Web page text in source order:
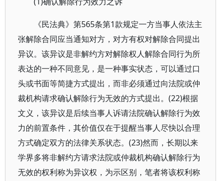
《民法典》第565条第1款规定一方当事人依法主
张解除合同应当通知对方，对方有权对解除合同提出
异议。该异议是非解约方对解除权人解除合同行为所
表达的一种不同意见，是一种事实状态，可以通过口
头或书面等简捷方式提出，而非必须通过向法院或仲
裁机构请求确认解除行为无效的方式提出。(22)根据
文义，该异议是后续当事人诉请法院确认解除行为效
力的前置条件，其价值仅在于提醒当事人尽快以合理
方式确定双方的法律关系状态。(23)然而，长期以来
学界多将非解约方请求法院或仲裁机构确认解除行为
无效的权利称为异议权，为示区别，笔者将该权利称